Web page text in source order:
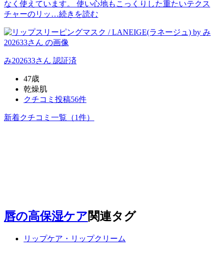
なく使えています。 使い心地もこっくりした重たいテクス
チャーのリッ…続きを読む
み202633さん 認証済
47歳
乾燥肌
クチコミ投稿56件
新着クチコミ一覧 （1件）
唇の高保湿ケア関連タグ
リップケア・リップクリーム